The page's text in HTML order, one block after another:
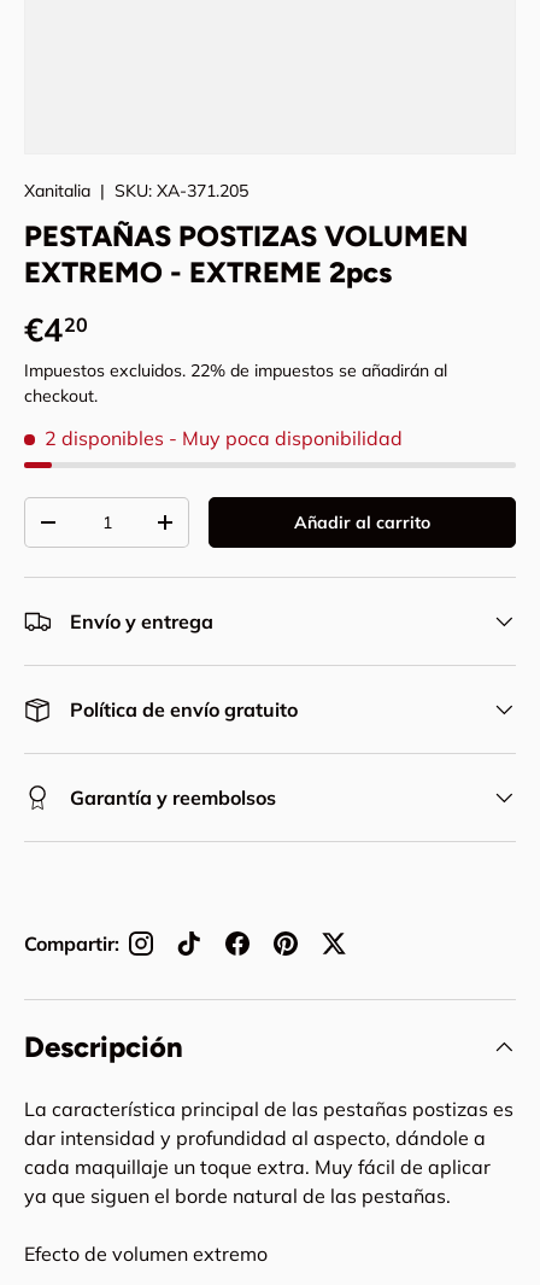
Xanitalia | SKU: XA-371.205
PESTAÑAS POSTIZAS VOLUMEN
EXTREMO - EXTREME 2pcs
Precio normal
€420
Impuestos excluidos. 22% de impuestos se añadirán al
checkout.
2 disponibles - Muy poca disponibilidad
Disminuir cantidadAumentar la cantidadAñadir al carrito
Envío y entrega
Política de envío gratuito
Garantía y reembolsos
Compartir:
Descripción
La característica principal de las pestañas postizas es
dar intensidad y profundidad al aspecto, dándole a
cada maquillaje un toque extra. Muy fácil de aplicar
ya que siguen el borde natural de las pestañas.
Efecto de volumen extremo